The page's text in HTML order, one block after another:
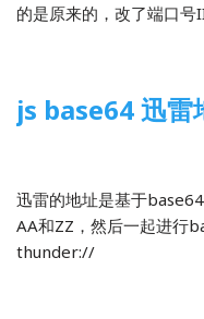
的是原来的，改了端口号
js base64 迅雷
迅雷的地址是基于
AA和ZZ，然后一起进行
thunder://